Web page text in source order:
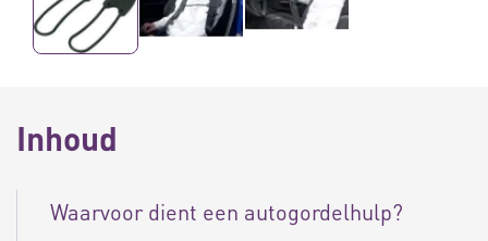
Inhoud
Waarvoor dient een autogordelhulp?